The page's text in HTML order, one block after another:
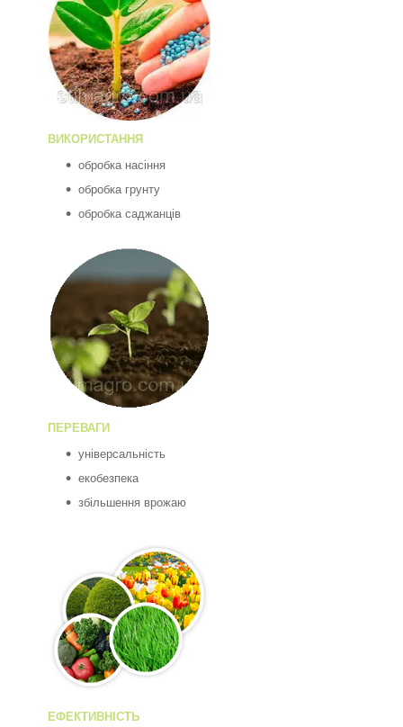
ВИКОРИСТАННЯ
обробка насіння
обробка грунту
обробка саджанців
ПЕРЕВАГИ
універсальність
екобезпека
збільшення врожаю
ЕФЕКТИВНІСТЬ